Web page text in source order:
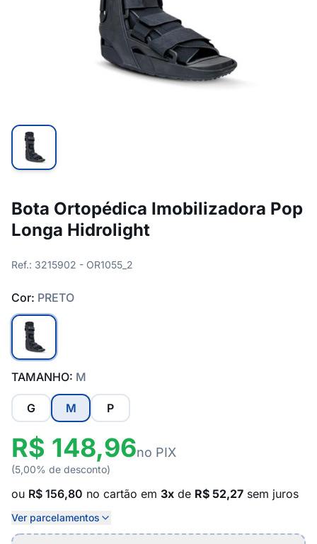
Bota Ortopédica Imobilizadora Pop
Longa Hidrolight
Ref.: 3215902 - OR1055_2
Cor: PRETO
TAMANHO: M
G M P
R$ 148,96no PIX
(5,00% de desconto)
ou R$ 156,80 no cartão em 3x de R$ 52,27 sem juros
Ver parcelamentos